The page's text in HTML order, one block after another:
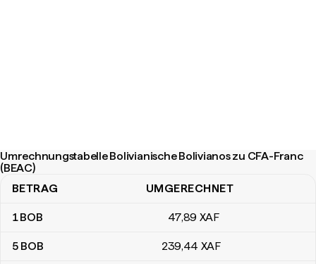
Umrechnungstabelle Bolivianische Bolivianos zu CFA-Franc
(BEAC)
Umrechnungstabelle Bolivianische Bolivianos zu CFA-Franc
BETRAG UMGERECHNET
1BOB 47,89 XAF
5 BOB 239,44 XAF